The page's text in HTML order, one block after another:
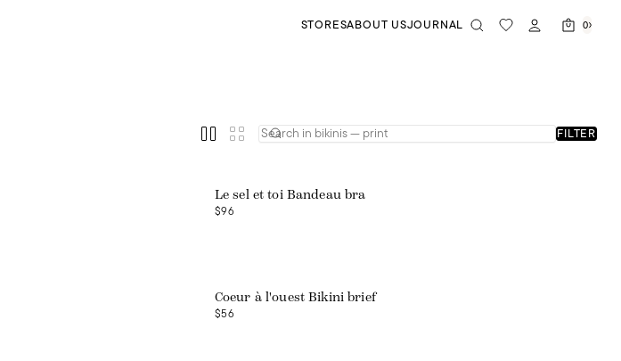
STORESABOUT USJOURNAL 0
FILTER
Le sel et toi Bandeau bra
$96
Coeur à l'ouest Bikini brief
$56